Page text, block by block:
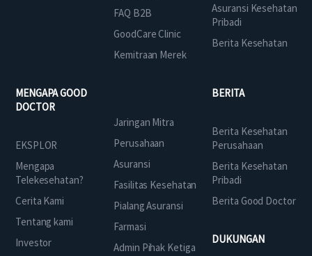
FAQ B2B
GoodCare Clinic
Kemitraan Merek
Asuransi Kesehatan
Pribadi
Berita Kesehatan
MENGAPA GOOD
DOCTOR
EKSPLOR
Mengapa
Telekesehatan?
Cerita Kami
Tentang kami
Investor
Jaringan Mitra
Perusahaan
Asuransi
Fasilitas Kesehatan
Pialang Asuransi
Farmasi
Admin Pihak Ketiga
BERITA
Berita Kesehatan
Perusahaan
Berita Kesehatan
Pribadi
Berita Good Doctor
DUKUNGAN